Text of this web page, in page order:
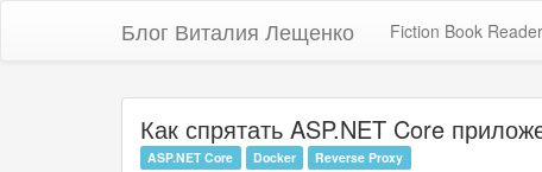
Блог Виталия Лещенко Fiction Book Reader
Как спрятать ASP.NET Core
ASP.NET Core Docker Reverse Proxy